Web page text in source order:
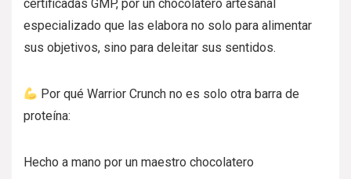
certificadas GMP, por un chocolatero artesanal
especializado que las elabora no solo para alimentar
sus objetivos, sino para deleitar sus sentidos.
Por qué Warrior Crunch no es solo otra barra de
proteína:
Hecho a mano por un maestro chocolatero